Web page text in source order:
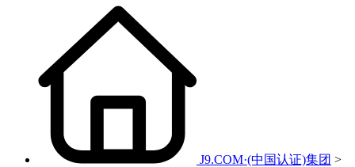
J9.COM·(中国认证)集团 >